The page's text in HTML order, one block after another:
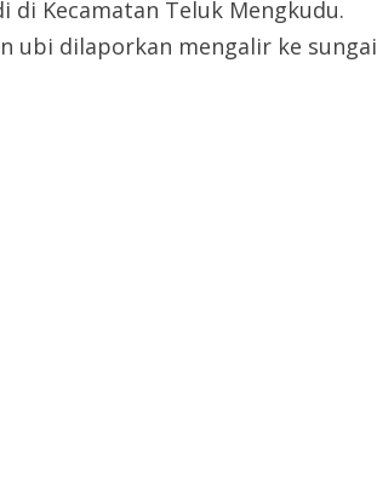
di Kecamatan Teluk Mengkudu.
ubi dilaporkan mengalir ke sungai